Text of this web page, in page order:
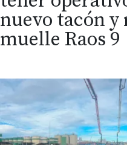
nuevo tacón y
muelle Raos 9